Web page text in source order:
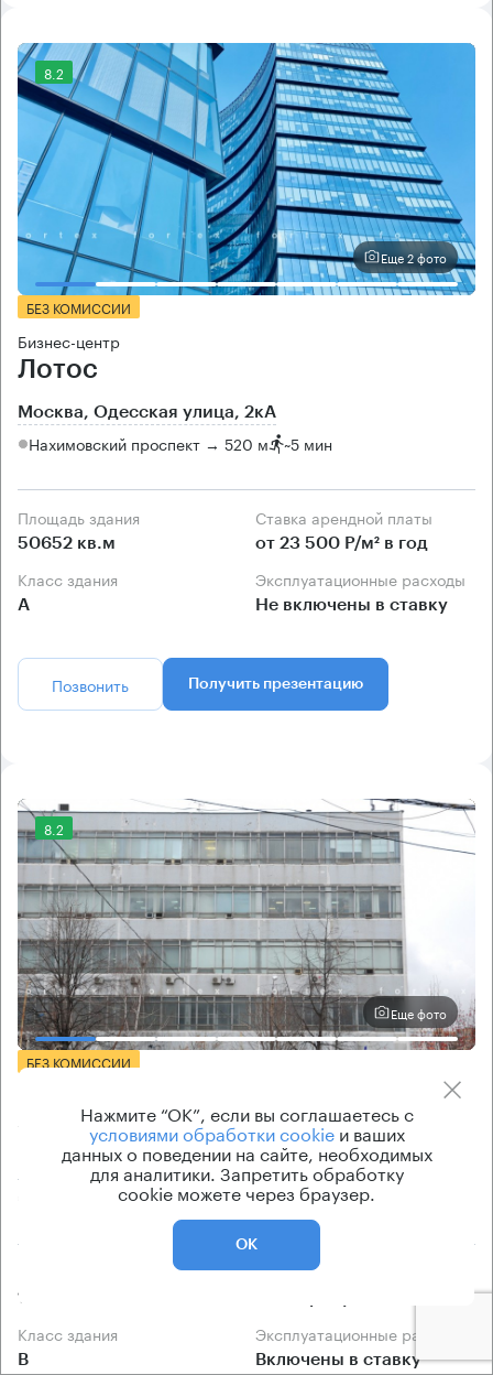
8.2
Еще 2 фото
БЕЗ КОМИССИИ
Бизнес-центр
Лотос
Москва, Одесская улица, 2кА
Нахимовский проспект → 520 м ~5 мин
Площадь здания
50652 кв.м
Ставка арендной платы
от 23 500 Р/м² в год
Класс здания
А
Эксплуатационные расходы
Не включены в ставку
Позвонить Получить презентацию
8.2
Еще фото
БЕЗ КОМИССИИ
Электролитный 9 к1
Москва, Электролитный проезд, 9 к1
Нахимовский проспект → 1.52 км ~ 15 мин
10000 кв.м
Ставка арендной платы
Класс здания
B
Эксплуатационные расходы
Включены в ставку
Нажмите “ОК”, если вы соглашаетесь с
условиями обработки cookieи ваших
данных о поведении на сайте, необходимых
для аналитики. Запретить обработку
cookie можете через браузер.
ОК